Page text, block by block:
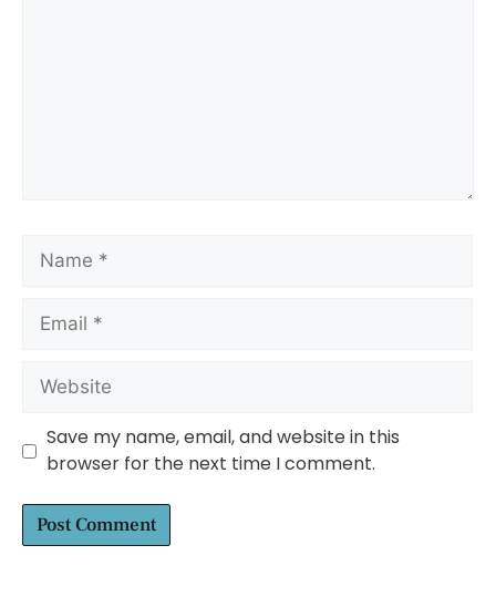
Save my name, email, and website in this
browser for the next time I comment.